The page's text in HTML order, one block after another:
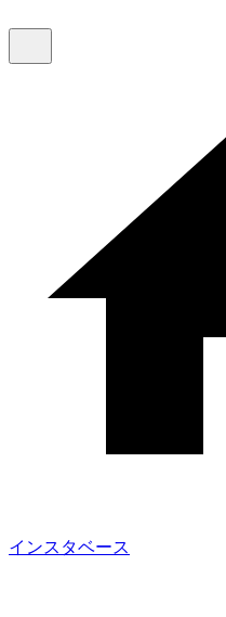
インスタベース